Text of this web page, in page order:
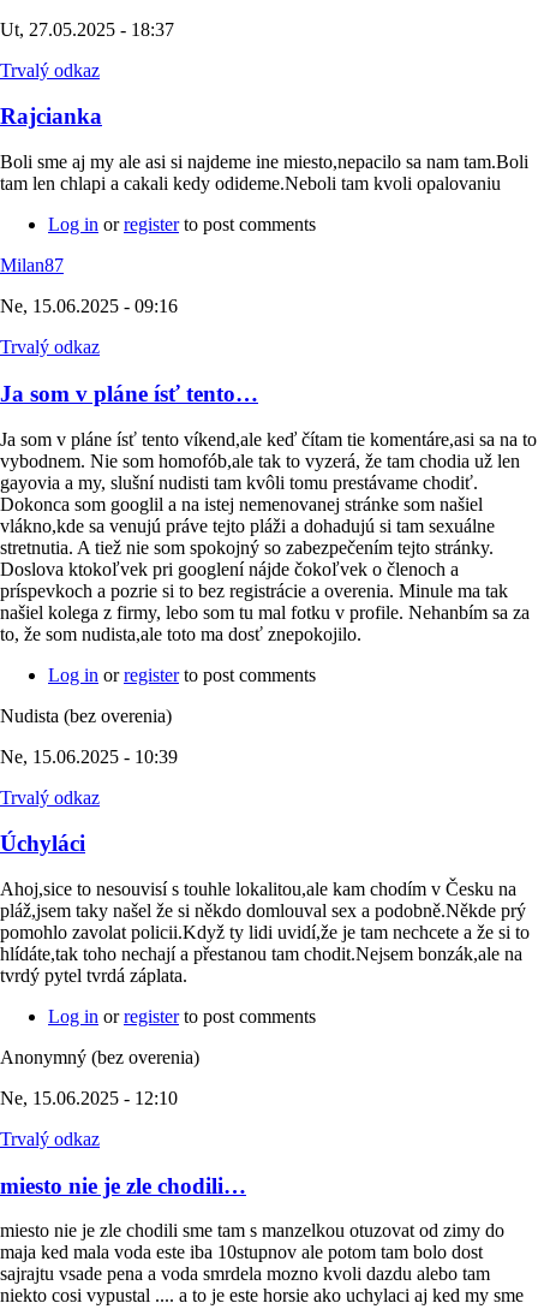
Ut, 27.05.2025 - 18:37
Trvalý odkaz
Rajcianka
Boli sme aj my ale asi si najdeme ine miesto,nepacilo sa nam tam.Boli
tam len chlapi a cakali kedy odideme.Neboli tam kvoli opalovaniu
Log in orregisterto post comments
Milan87
Ne, 15.06.2025 - 09:16
Trvalý odkaz
Ja som v pláne ísť tento…
Ja som v pláne ísť tento víkend,ale keď čítam tie komentáre,asi sa na to
vybodnem. Nie som homofób,ale tak to vyzerá, že tam chodia už len
gayovia a my, slušní nudisti tam kvôli tomu prestávame chodiť.
Dokonca som googlil a na istej nemenovanej stránke som našiel
vlákno,kde sa venujú práve tejto pláži a dohadujú si tam sexuálne
stretnutia. A tiež nie som spokojný so zabezpečením tejto stránky.
Doslova ktokoľvek pri googlení nájde čokoľvek o členoch a
príspevkoch a pozrie si to bez registrácie a overenia. Minule ma tak
našiel kolega z firmy, lebo som tu mal fotku v profile. Nehanbím sa za
to, že som nudista,ale toto ma dosť znepokojilo.
Log in orregisterto post comments
Nudista (bez overenia)
Ne, 15.06.2025 - 10:39
Trvalý odkaz
Úchyláci
Ahoj,sice to nesouvisí s touhle lokalitou,ale kam chodím v Česku na
pláž,jsem taky našel že si někdo domlouval sex a podobně.Někde prý
pomohlo zavolat policii.Když ty lidi uvidí,že je tam nechcete a že si to
hlídáte,tak toho nechají a přestanou tam chodit.Nejsem bonzák,ale na
tvrdý pytel tvrdá záplata.
Log in orregisterto post comments
Anonymný (bez overenia)
Ne, 15.06.2025 - 12:10
Trvalý odkaz
miesto nie je zle chodili…
miesto nie je zle chodili sme tam s manzelkou otuzovat od zimy do
maja ked mala voda este iba 10stupnov ale potom tam bolo dost
sajrajtu vsade pena a voda smrdela mozno kvoli dazdu alebo tam
niekto cosi vypustal .... a to je este horsie ako uchylaci aj ked my sme